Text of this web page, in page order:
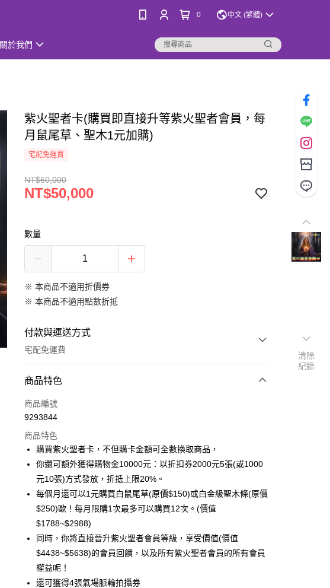
0 中文 (繁體)
關於我們
紫火聖者卡(購買即直接升等紫火聖者會員，每
月鼠尾草、聖木1元加購)
宅配免運費
NT$60,000
NT$50,000
數量
※ 本商品不適用折價券
※ 本商品不適用點數折抵
付款與運送方式
宅配免運費
付款方式
信用卡一次付款
Apple Pay
街口支付
悠遊付
Google Pay
ATM付款
運送方式
商品特色
商品編號
9293844
商品特色
購買紫火聖者卡，不但購卡金額可全數換取商品，
你還可額外獲得購物金10000元：以折扣券2000元5張(或1000
元10張)方式發放，折抵上限20%。
每個月還可以1元購買白鼠尾草(原價$150)或白金級聖木條(原價
$250)歐！每月限購1次最多可以購買12次。(價值
$1788~$2988)
同時，你將直接晉升紫火聖者會員等級，享受價值(價值
$4438~$5638)的會員回饋，以及所有紫火聖者會員的所有會員
權益呢！
還可獲得4張氣場脈輪拍攝券
清除
紀錄